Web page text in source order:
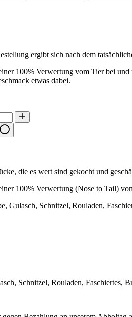
ergibt sich nach dem
100% Verwertung vom Tier bei
etwas dabei.
die es wert sind gekocht und
100% Verwertung (Nose to Tail)
Gulasch, Schnitzel, Rouladen,
Schnitzel, Rouladen, Faschiertes,